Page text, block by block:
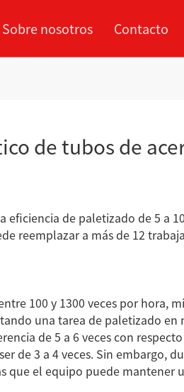
Sobre nosotros Contacto
de tubos de
de paletizado de 5 a
reemplazar a más de 12
100 y 1300 veces por hora,
una tarea de paletizado en
de 5 a 6 veces con
de 3 a 4 veces. Sin embargo,
el equipo puede mantener